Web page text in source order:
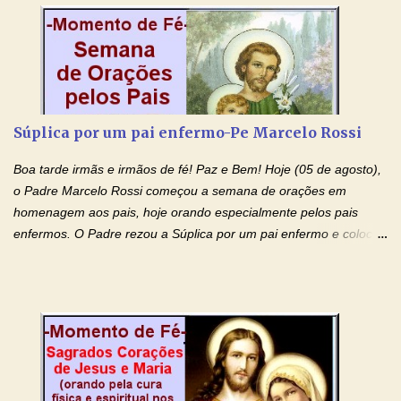
creio, Jesus, e clamo que este Sangue seja agora derramado
sobre mim e sobre todos os meus familiares. Eu peço, Senhor
Jesus, que, pelo poder libertador e salvítico deste Sangue,
possamos nos livrar de toda opressão diabólica que possa estar
prejudicando a nossa família. Peço também que atenda, em
especial, este pedido que agora faço na Sua presença:
(apresente aqui o seu pedido...) Eu, desde já, agradeço de
coração, confiante que o Senhor me atenderá. Eu louvo o Pai por
ter nos dado o Senhor, Jesus, como presente de Páscoa. eu
agradeço de coração ao Espíri...
Súplica por um pai enfermo-Pe Marcelo Rossi
Boa tarde irmãs e irmãos de fé! Paz e Bem! Hoje (05 de agosto),
o Padre Marcelo Rossi começou a semana de orações em
homenagem aos pais, hoje orando especialmente pelos pais
enfermos. O Padre rezou a Súplica por um pai enfermo e colocou
de Nossa Senhora. Adriana dos Anjos-Devoção e Fé Mensagem
do Padre Marcelo Rossi por E-mail e Facebook: Como foi
anunciado ontem, entramos em uma semana de homenagens
aos nossos pais. Hoje nossas orações serão focadas nos pais